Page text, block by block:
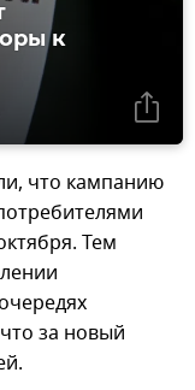
к
что кампанию
Тем
за новый